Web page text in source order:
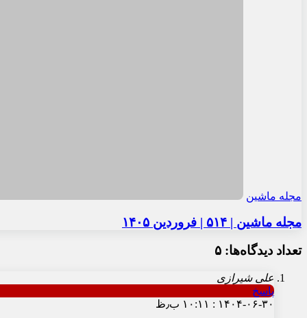
مجله ماشین
مجله ماشین | ۵۱۴ | فروردین ۱۴۰۵
تعداد دیدگاه‌ها: ۵
علی شیرازی
پاسخ
۱۴۰۴-۰۶-۳۰ : ۱۰:۱۱ ب٫ظ